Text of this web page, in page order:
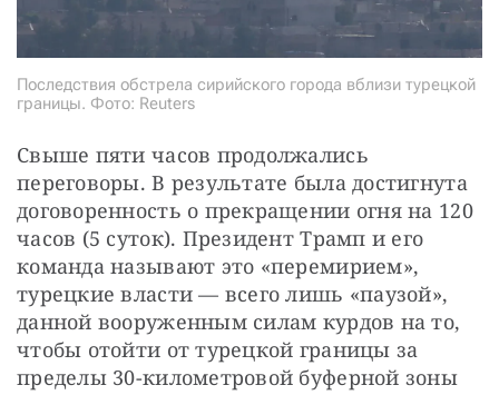
Последствия обстрела сирийского города вблизи турецкой
границы. Фото: Reuters
Свыше пяти часов продолжались
переговоры. В результате была достигнута
договоренность о прекращении огня на 120
часов (5 суток). Президент Трамп и его
команда называют это «перемирием»,
турецкие власти — всего лишь «паузой»,
данной вооруженным силам курдов на то,
чтобы отойти от турецкой границы за
пределы 30-километровой буферной зоны